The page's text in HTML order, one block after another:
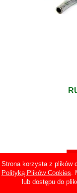
Strona korzysta z plików
Polityką Plików Cookies.
lub dostępu do